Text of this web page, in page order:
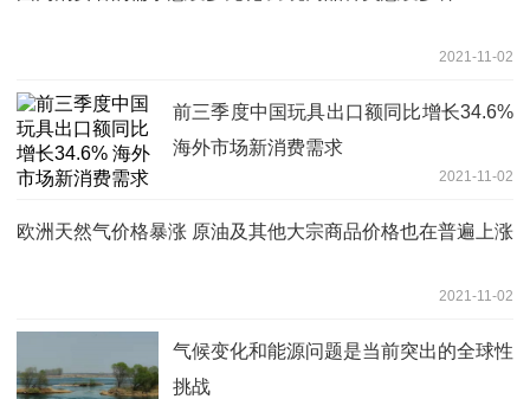
2021-11-02
前三季度中国玩具出口额同比增长34.6%
海外市场新消费需求
2021-11-02
欧洲天然气价格暴涨 原油及其他大宗商品价格也在普遍上涨
2021-11-02
气候变化和能源问题是当前突出的全球性
挑战